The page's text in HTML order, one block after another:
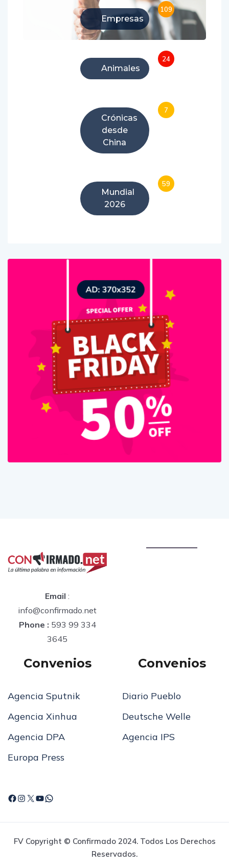
Empresas
109
Animales
24
Crónicas
desde
China
7
Mundial
2026
59
Email :
info@confirmado.net
Phone : 593 99 334
3645
Convenios
Agencia Sputnik
Agencia Xinhua
Agencia DPA
Europa Press
Convenios
Diario Pueblo
Deutsche Welle
Agencia IPS
FV Copyright © Confirmado 2024. Todos Los Derechos
Reservados.